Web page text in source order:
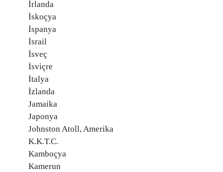
İrlanda
İskoçya
İspanya
İsrail
İsveç
İsviçre
İtalya
İzlanda
Jamaika
Japonya
Johnston Atoll, Amerika
K.K.T.C.
Kamboçya
Kamerun